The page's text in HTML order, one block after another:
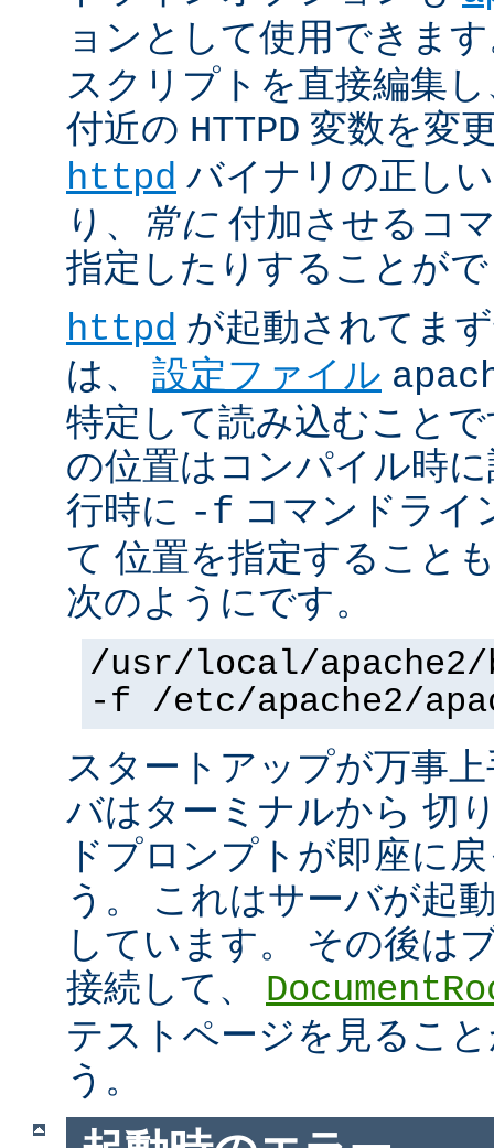
ョンとして使用できま
スクリプトを直接編集
付近の HTTPD 変数を変
httpd バイナリの正し
り、
常に 付加させるコ
指定したりすることが
httpd が起動されてま
は、 設定ファイル
特定して読み込むこと
の位置はコンパイル時
行時に -f コマンドライ
て 位置を指定すること
次のようにです。
/usr/local/
-f /etc/apache2/
スタートアップが万事
バはターミナルから 切
ドプロンプトが即座に
う。 これはサーバが起
しています。 その後は
接続して、
テストページを見るこ
う。